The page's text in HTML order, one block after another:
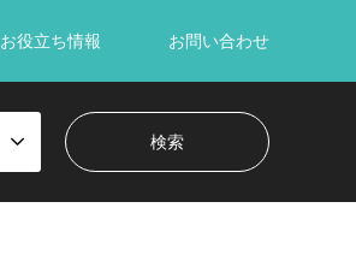
お役立ち情報 お問い合わせ